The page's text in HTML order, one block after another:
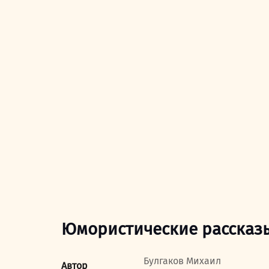
Юмористические
Автор Булгаков Михаил